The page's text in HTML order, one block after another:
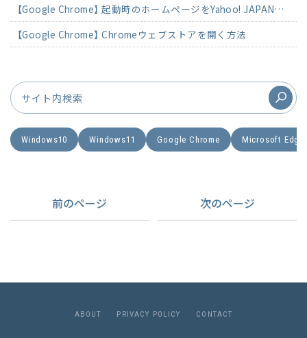
【Google Chrome】 起動時のホームページをYahoo! JAPANに変更する方法
【Google Chrome】 Chromeウェブストアを開く方法
Windows10 Windows11 Google Chrome Microsoft Edge
前のページ 次のページ
AB O UT P RIVACY PO L I CY C O NTACT